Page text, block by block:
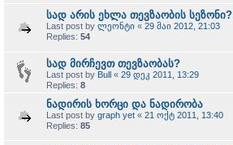
სად არის ეხლა თევზაობის სეზონი?
Last post by ლეონტი « 29 მაი 2012, 21:03
Replies: 54
სად მირჩევთ თევზაობას?
Last post by Bull « 29 დეკ 2011, 13:29
Replies: 8
ნადირის ხორცი და ნადირობა
Last post by graph yet « 21 ოქტ 2011, 13:40
Replies: 85